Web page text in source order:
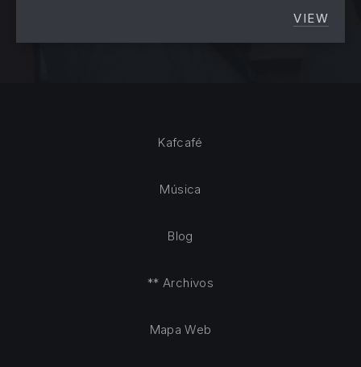
VIEW
Kafcafé
Música
Blog
** Archivos
Mapa Web